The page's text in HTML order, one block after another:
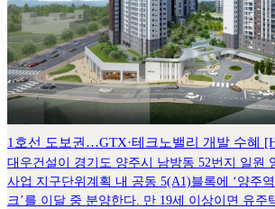
1호선 도보권…GTX·테크노밸리 개발 수혜
대우건설이 경기도 양주시 남방동 52번지 일원
사업 지구단위계획 내 공동 5(A1)블록에 ‘양주
크’를 이달 중 분양한다. 만 19세 이상이면 유주